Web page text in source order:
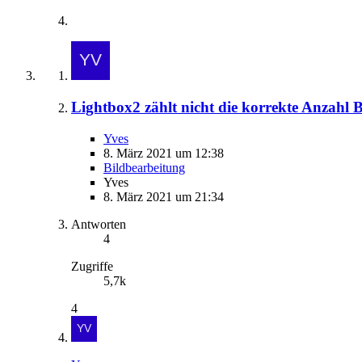
Lightbox2 zählt nicht die korrekte Anzahl
Yves
8. März 2021 um 12:38
Bildbearbeitung
Yves
8. März 2021 um 21:34
Antworten
4
Zugriffe
5,7k
4